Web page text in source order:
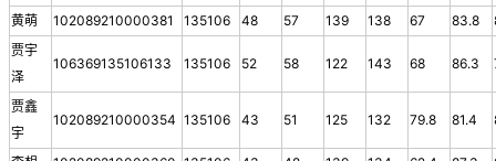
黄萌 102089210000381 135106 48 57 139 138 67 83.8
贾宇
泽
106369135106133 135106 52 58 122 143 68 86.3
贾鑫
宇
102089210000354 135106 43 51 125 132 79.8 81.4